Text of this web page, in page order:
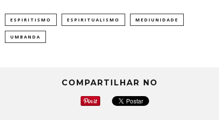
ESPIRITISMO ESPIRITUALISMO MEDIUNIDADE
UMBANDA
COMPARTILHAR NO